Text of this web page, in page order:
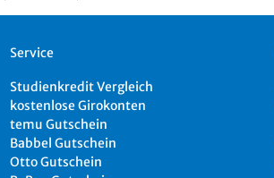
Service
Studienkredit Vergleich
kostenlose Girokonten
temu Gutschein
Babbel Gutschein
Otto Gutschein